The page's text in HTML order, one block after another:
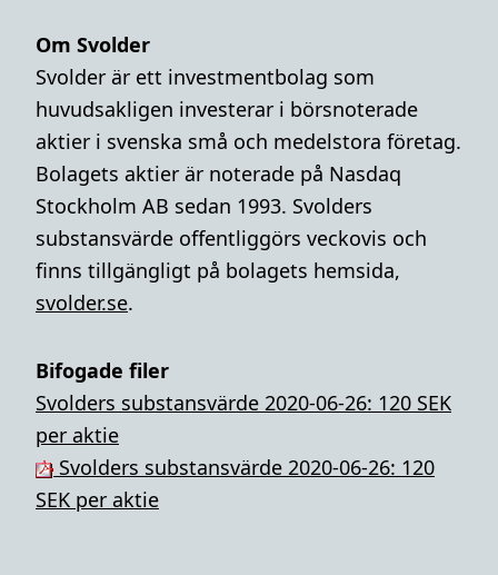
Om Svolder
Svolder är ett investmentbolag som
huvudsakligen investerar i börsnoterade
aktier i svenska små och medelstora företag.
Bolagets aktier är noterade på Nasdaq
Stockholm AB sedan 1993. Svolders
substansvärde offentliggörs veckovis och
finns tillgängligt på bolagets hemsida,
svolder.se.
Bifogade filer
Svolders substansvärde 2020-06-26: 120 SEK
per aktie
Svolders substansvärde 2020-06-26: 120
SEK per aktie